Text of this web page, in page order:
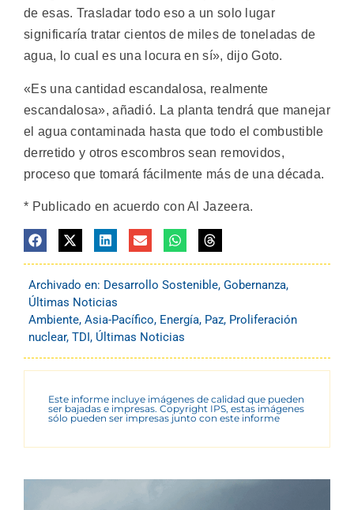
de esas. Trasladar todo eso a un solo lugar
significaría tratar cientos de miles de toneladas de
agua, lo cual es una locura en sí», dijo Goto.
«Es una cantidad escandalosa, realmente
escandalosa», añadió. La planta tendrá que manejar
el agua contaminada hasta que todo el combustible
derretido y otros escombros sean removidos,
proceso que tomará fácilmente más de una década.
* Publicado en acuerdo con Al Jazeera.
Archivado en: Desarrollo Sostenible, Gobernanza,
Últimas Noticias
Ambiente, Asia-Pacífico, Energía, Paz, Proliferación
nuclear, TDI, Últimas Noticias
Este informe incluye imágenes de calidad que pueden
ser bajadas e impresas. Copyright IPS, estas imágenes
sólo pueden ser impresas junto con este informe